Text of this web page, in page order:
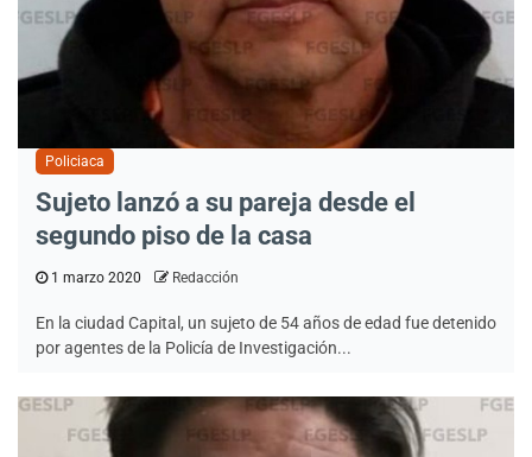
Policiaca
Sujeto lanzó a su pareja desde el
segundo piso de la casa
1 marzo 2020 Redacción
En la ciudad Capital, un sujeto de 54 años de edad fue detenido
por agentes de la Policía de Investigación...